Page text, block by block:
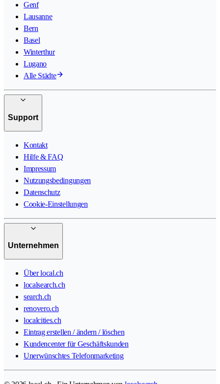
Genf
Lausanne
Bern
Basel
Winterthur
Lugano
Alle Städte
Support
Kontakt
Hilfe & FAQ
Impressum
Nutzungsbedingungen
Datenschutz
Cookie-Einstellungen
Unternehmen
Über local.ch
localsearch.ch
search.ch
renovero.ch
localcities.ch
Eintrag erstellen / ändern / löschen
Kundencenter für Geschäftskunden
Unerwünschtes Telefonmarketing